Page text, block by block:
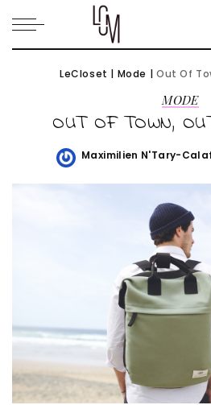
LeCloset | Mode | Out Of
MODE
OUT OF TOWN,
Posted
Maximilien N'Tary-